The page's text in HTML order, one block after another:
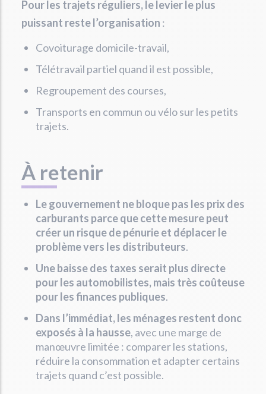
Pour les trajets réguliers, le levier le plus
puissant reste l’organisation :
Covoiturage domicile-travail,
Télétravail partiel quand il est possible,
Regroupement des courses,
Transports en commun ou vélo sur les petits
trajets.
À retenir
Le gouvernement ne bloque pas les prix des
carburants parce que cette mesure peut
créer un risque de pénurie et déplacer le
problème vers les distributeurs.
Une baisse des taxes serait plus directe
pour les automobilistes, mais très coûteuse
pour les finances publiques.
Dans l’immédiat, les ménages restent donc
exposés à la hausse, avec une marge de
manœuvre limitée : comparer les stations,
réduire la consommation et adapter certains
trajets quand c’est possible.